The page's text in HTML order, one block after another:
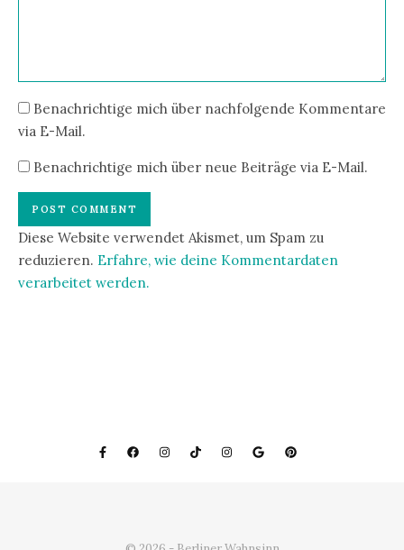
Benachrichtige mich über nachfolgende Kommentare
via E-Mail.
Benachrichtige mich über neue Beiträge via E-Mail.
Diese Website verwendet Akismet, um Spam zu
reduzieren. Erfahre, wie deine Kommentardaten
verarbeitet werden.